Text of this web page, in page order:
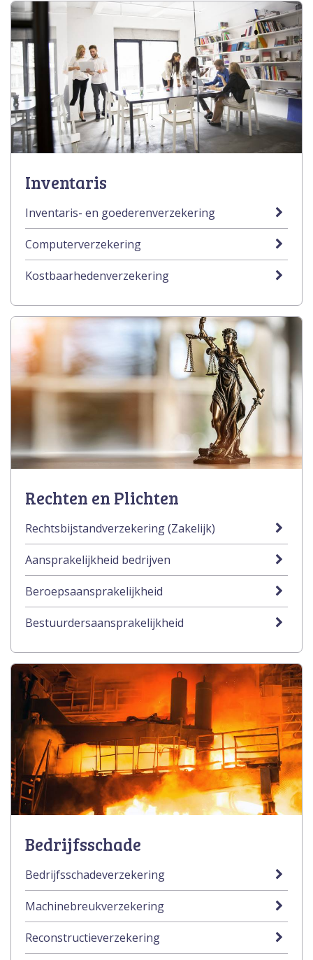
Inventaris
Inventaris- en goederenverzekering
Computerverzekering
Kostbaarhedenverzekering
Rechten en Plichten
Rechtsbijstandverzekering (Zakelijk)
Aansprakelijkheid bedrijven
Beroepsaansprakelijkheid
Bestuurdersaansprakelijkheid
Bedrijfsschade
Bedrijfsschadeverzekering
Machinebreukverzekering
Reconstructieverzekering